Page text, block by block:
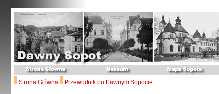
Strona Główna Przewodnik po Dawnym Sopocie